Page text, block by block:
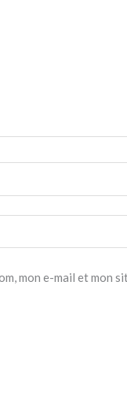
mon e-mail et mon